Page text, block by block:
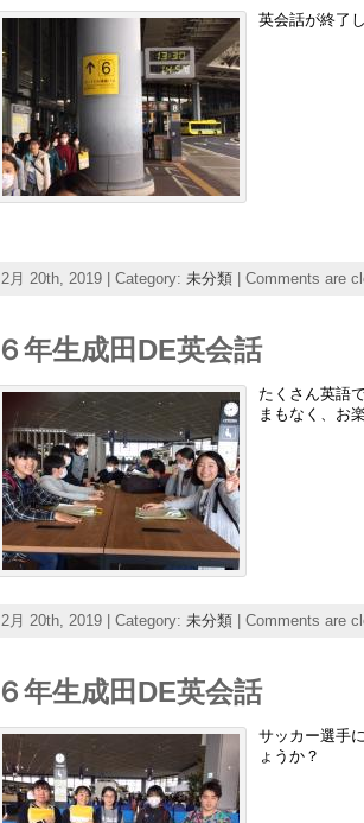
英会話が終了
2月 20th, 2019 | Category: 未分類| Comments are
６年生成田DE英会話
たくさん英語
まもなく、お
2月 20th, 2019 | Category: 未分類| Comments are
６年生成田DE英会話
サッカー選手
ょうか？